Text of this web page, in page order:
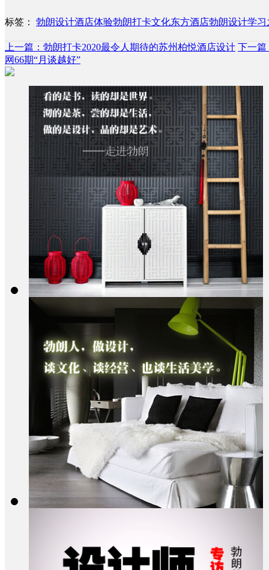
标签： 勃朗设计酒店体验勃朗打卡文化东方酒店勃朗设计学习
上一篇：勃朗打卡2020最令人期待的苏州柏悦酒店设计 下一篇
网66期“月谈越好”